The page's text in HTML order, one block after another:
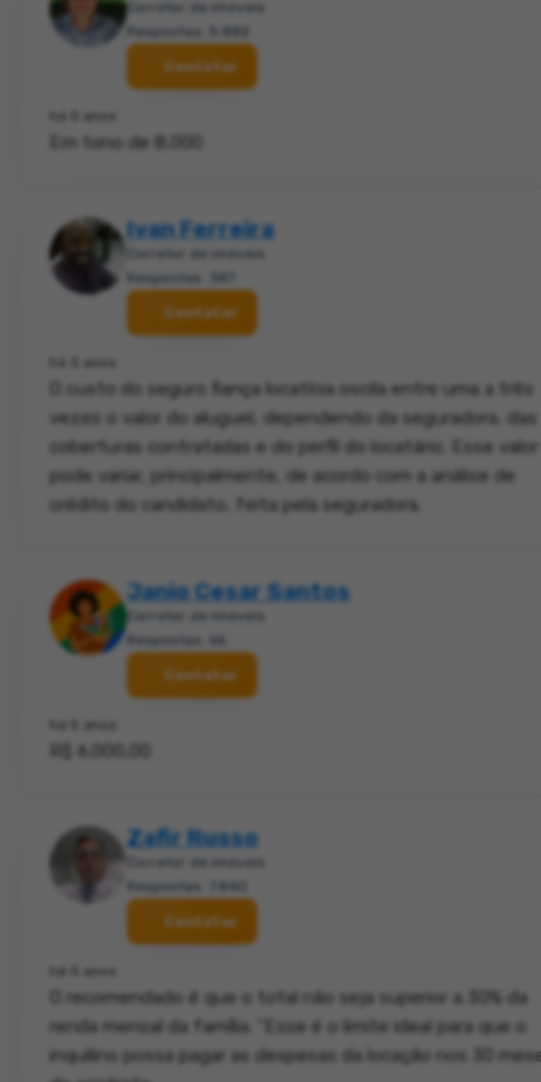
Corretor de imóveis
Respostas: 5.882
Contatar
há 5 anos
Em tono de 8.000
Ivan Ferreira
Corretor de imóveis
Respostas: 387
Contatar
há 5 anos
O custo do seguro fiança locatícia oscila entre uma a três
vezes o valor do aluguel, dependendo da seguradora, das
coberturas contratadas e do perfil do locatário. Esse valor
pode variar, principalmente, de acordo com a análise de
crédito do candidato, feita pela seguradora.
Janio Cesar Santos
Corretor de imóveis
Respostas: 66
Contatar
há 5 anos
R$ 6.000,00
Zafir Russo
Corretor de imóveis
Respostas: 7.840
Contatar
há 5 anos
O recomendado é que o total não seja superior a 30% da
renda mensal da família. “Esse é o limite ideal para que o
inquilino possa pagar as despesas da locação nos 30